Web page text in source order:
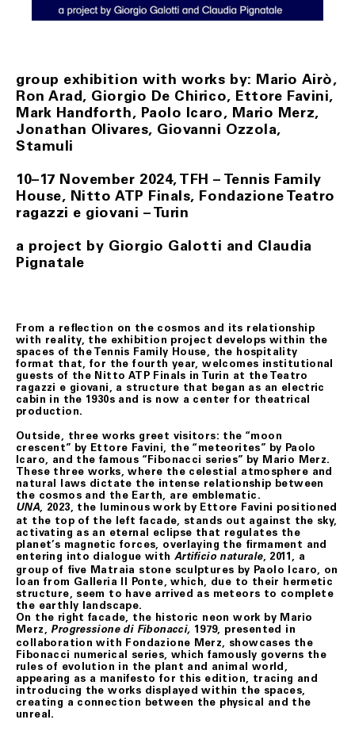
evento non prevedibile, indisponibilità dei mezzi di
trasporto, ove tali casi possano provocare ritardo,
comunicherà le proprie determinazioni all’indirizzo di
posta elettronica del Cliente.
Il Cliente, nei casi suindicati, avrà diritto ad ottenere il
rimborso del pagamento effettuato, che avverrà
mediante storno dell’importo addebitato sulla carta di
credito da lui indicata.
risarcimento a qualsiasi titolo nei confronti di
Fondazione Merz.
Le presenti condizioni generali di vendita sono
sottoposte alla Legge italiana.
group exhibition with works by: Mario Airò,
Ron Arad, Giorgio De Chirico, Ettore Favini,
Mark Handforth, Paolo Icaro, Mario Merz,
Jonathan Olivares, Giovanni Ozzola,
Stamuli
10–17 November 2024, TFH – Tennis Family
House, Nitto ATP Finals, Fondazione Teatro
ragazzi e giovani – Turin
a project by Giorgio Galotti and Claudia
Pignatale
From a reﬂection on the cosmos and its relationship
with reality, the exhibition project develops within the
spaces of the Tennis Family House, the hospitality
format that, for the fourth year, welcomes institutional
guests of the Nitto ATP Finals in Turin at the Teatro
ragazzi e giovani, a structure that began as an electric
cabin in the 1930s and is now a center for theatrical
production.
Outside, three works greet visitors: the “moon
crescent” by Ettore Favini, the “meteorites” by Paolo
Icaro, and the famous “Fibonacci series” by Mario Merz.
These three works, where the celestial atmosphere and
natural laws dictate the intense relationship between
the cosmos and the Earth, are emblematic.
UNA , 2023, the luminous work by Ettore Favini positioned
at the top of the left facade, stands out against the sky,
activating as an eternal eclipse that regulates the
planet’s magnetic forces, overlaying the ﬁrmament and
entering into dialogue with Artiﬁcio naturale, 2011, a
group of ﬁve Matraia stone sculptures by Paolo Icaro, on
loan from Galleria Il Ponte, which, due to their hermetic
structure, seem to have arrived as meteors to complete
the earthly landscape.
On the right facade, the historic neon work by Mario
Merz,
Progressione di Fibonacci, 1979, presented in
collaboration with Fondazione Merz, showcases the
Fibonacci numerical series, which famously governs the
rules of evolution in the plant and animal world,
appearing as a manifesto for this edition, tracing and
introducing the works displayed within the spaces,
creating a connection between the physical and the
unreal.